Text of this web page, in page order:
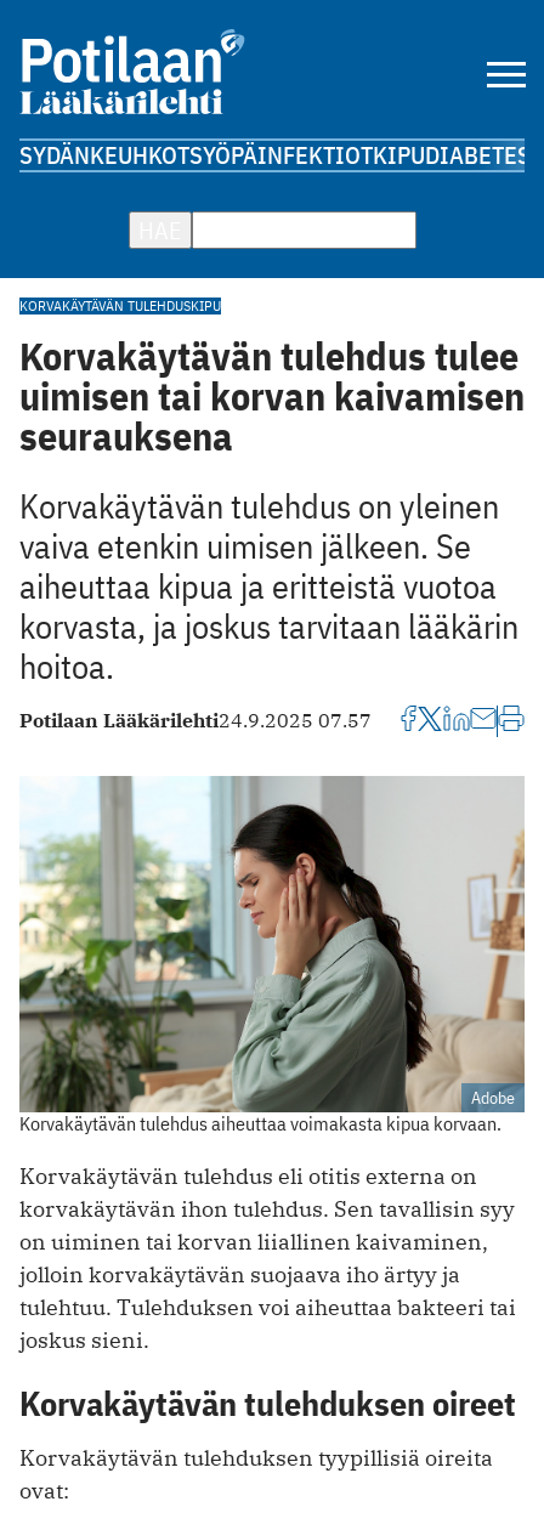
SYDÄNKEUHKOTSYÖPÄINFEKTIOTKIPUDIABETES
KORVAKÄYTÄVÄN TULEHDUSKIPU
Korvakäytävän tulehdus tulee
uimisen tai korvan kaivamisen
seurauksena
Korvakäytävän tulehdus on yleinen
vaiva etenkin uimisen jälkeen. Se
aiheuttaa kipua ja eritteistä vuotoa
korvasta, ja joskus tarvitaan lääkärin
hoitoa.
Potilaan Lääkärilehti24.9.2025 07.57
Adobe
Korvakäytävän tulehdus aiheuttaa voimakasta kipua korvaan.
Korvakäytävän tulehdus eli otitis externa on
korvakäytävän ihon tulehdus. Sen tavallisin syy
on uiminen tai korvan liiallinen kaivaminen,
jolloin korvakäytävän suojaava iho ärtyy ja
tulehtuu. Tulehduksen voi aiheuttaa bakteeri tai
joskus sieni.
Korvakäytävän tulehduksen oireet
Korvakäytävän tulehduksen tyypillisiä oireita
ovat: